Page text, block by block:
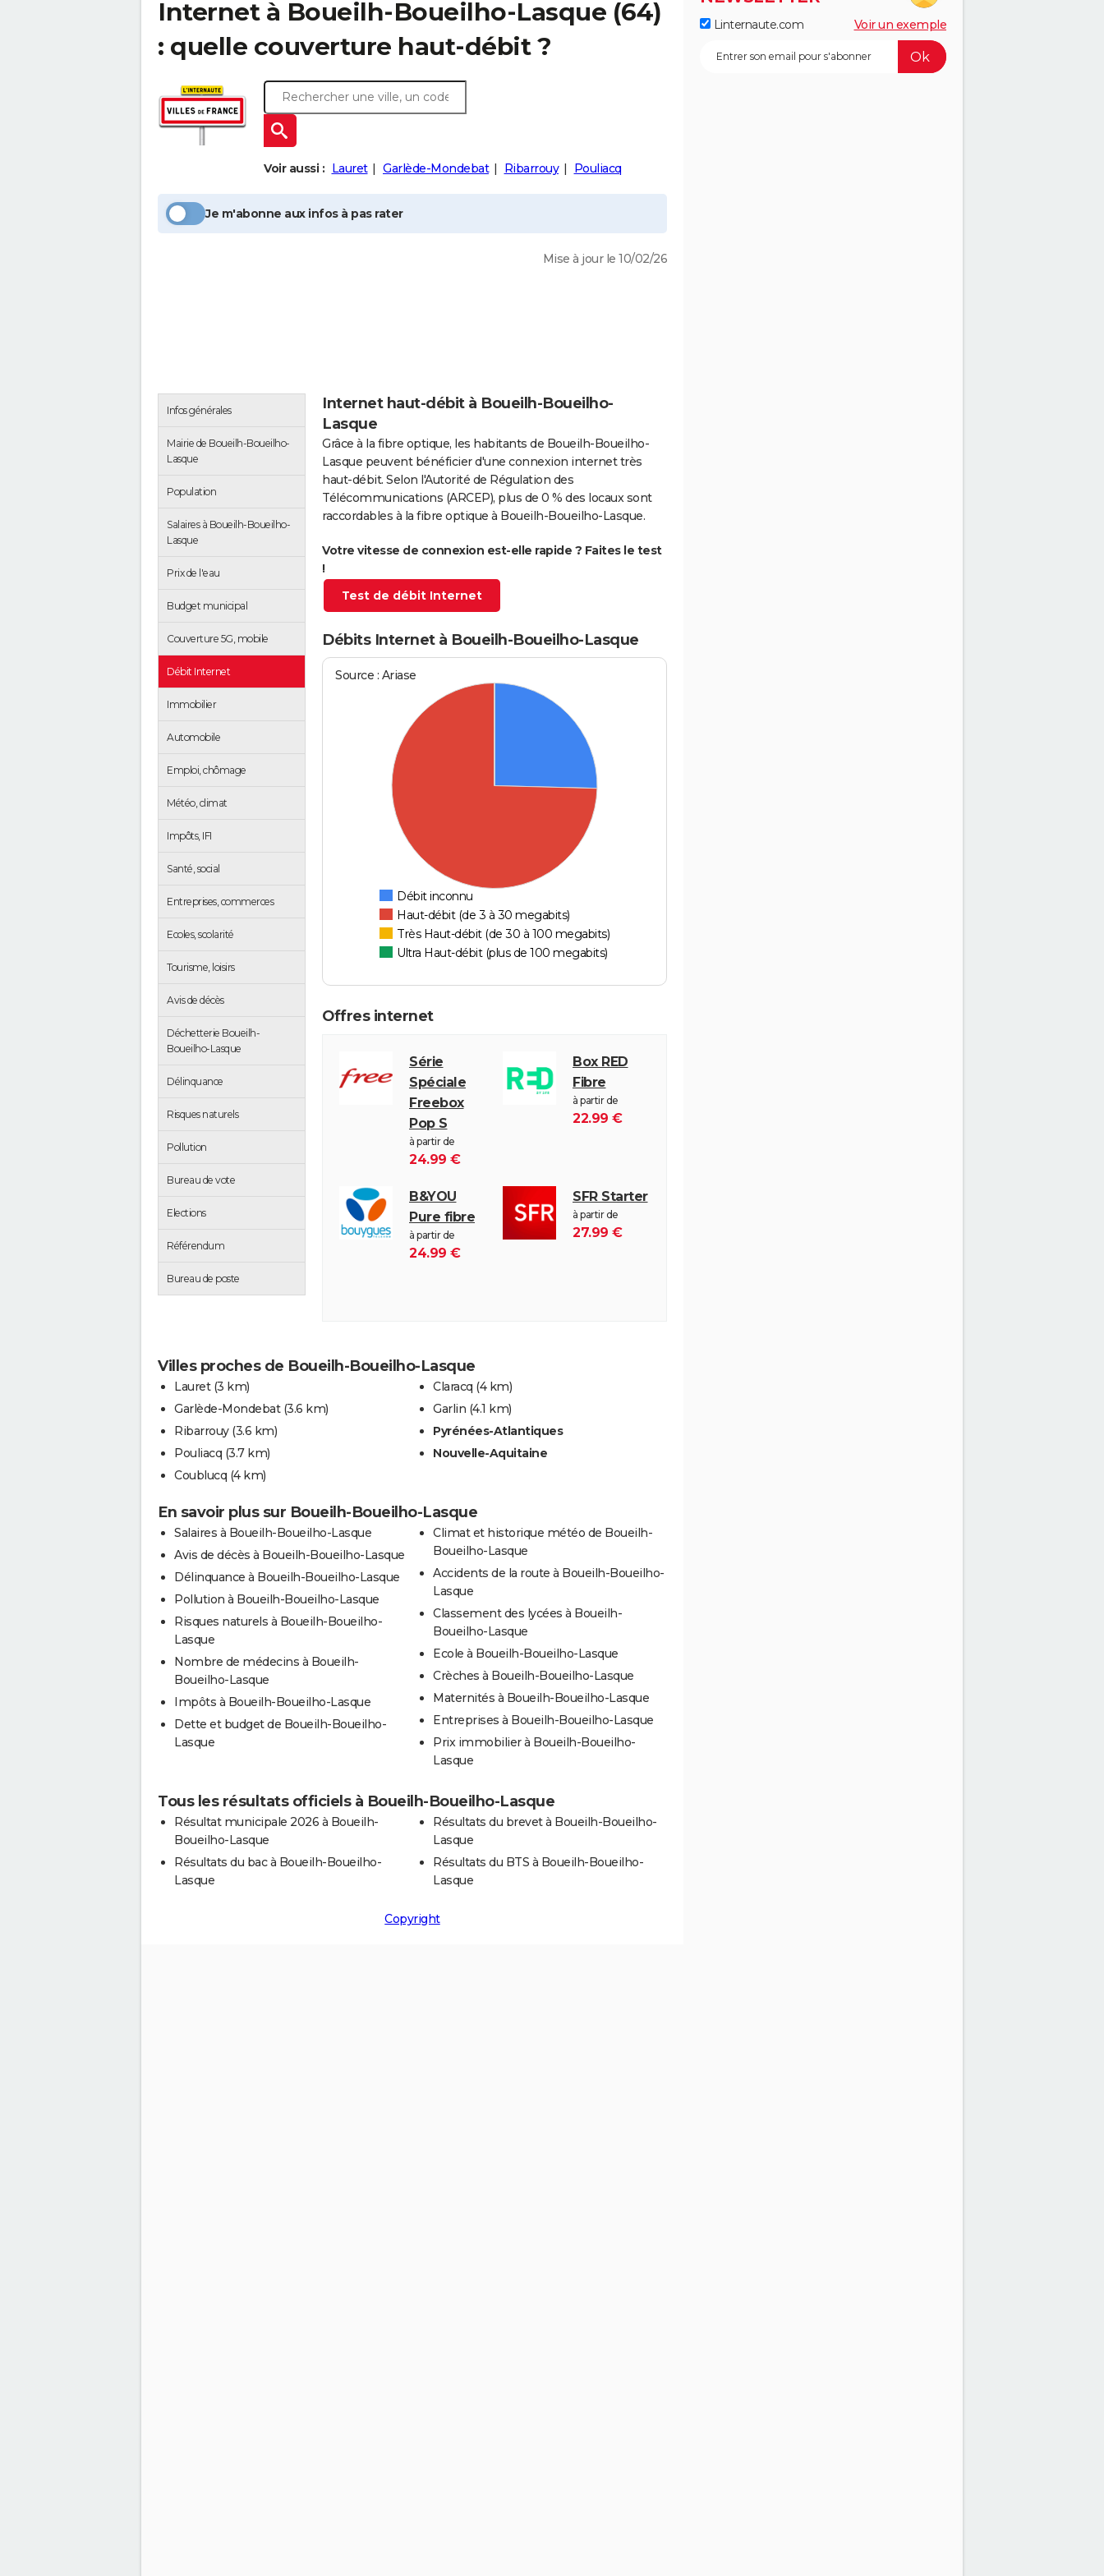
Internet à Boueilh-Boueilho-Lasque (64)
: quelle couverture haut-débit ?
Voir aussi : Lauret Garlède-Mondebat Ribarrouy Pouliacq
Je m'abonne aux infos à pas rater
Mise à jour le 10/02/26
Infos générales
Mairie de Boueilh-Boueilho-
Lasque
Population
Salaires à Boueilh-Boueilho-
Lasque
Prix de l'eau
Budget municipal
Couverture 5G, mobile
Débit Internet
Immobilier
Automobile
Emploi, chômage
Météo, climat
Impôts, IFI
Santé, social
Entreprises, commerces
Ecoles, scolarité
Tourisme, loisirs
Avis de décès
Déchetterie Boueilh-
Boueilho-Lasque
Délinquance
Risques naturels
Pollution
Bureau de vote
Elections
Référendum
Bureau de poste
Internet haut-débit à Boueilh-Boueilho-
Lasque
Grâce à la fibre optique, les habitants de Boueilh-Boueilho-
Lasque peuvent bénéficier d'une connexion internet très
haut-débit. Selon l'Autorité de Régulation des
Télécommunications (ARCEP), plus de 0 % des locaux sont
raccordables à la fibre optique à Boueilh-Boueilho-Lasque.
Votre vitesse de connexion est-elle rapide ? Faites le test
!
Test de débit Internet
Débits Internet à Boueilh-Boueilho-Lasque
Source : Ariase
Débit inconnu
Haut-débit (de 3 à 30 megabits)
Très Haut-débit (de 30 à 100 megabits)
Ultra Haut-débit (plus de 100 megabits)
Offres internet
Série
Spéciale
Freebox
Pop S
à partir de
24.99 €
Box RED
Fibre
à partir de
22.99 €
B&YOU
Pure fibre
à partir de
24.99 €
SFR Starter
à partir de
27.99 €
Villes proches de Boueilh-Boueilho-Lasque
Lauret (3 km)
Garlède-Mondebat (3.6 km)
Ribarrouy (3.6 km)
Pouliacq (3.7 km)
Coublucq (4 km)
Claracq (4 km)
Garlin (4.1 km)
Pyrénées-Atlantiques
Nouvelle-Aquitaine
En savoir plus sur Boueilh-Boueilho-Lasque
Salaires à Boueilh-Boueilho-Lasque
Avis de décès à Boueilh-Boueilho-Lasque
Délinquance à Boueilh-Boueilho-Lasque
Pollution à Boueilh-Boueilho-Lasque
Risques naturels à Boueilh-Boueilho-
Lasque
Nombre de médecins à Boueilh-
Boueilho-Lasque
Impôts à Boueilh-Boueilho-Lasque
Dette et budget de Boueilh-Boueilho-
Lasque
Climat et historique météo de Boueilh-
Boueilho-Lasque
Accidents de la route à Boueilh-Boueilho-
Lasque
Classement des lycées à Boueilh-
Boueilho-Lasque
Ecole à Boueilh-Boueilho-Lasque
Crèches à Boueilh-Boueilho-Lasque
Maternités à Boueilh-Boueilho-Lasque
Entreprises à Boueilh-Boueilho-Lasque
Prix immobilier à Boueilh-Boueilho-
Lasque
Tous les résultats officiels à Boueilh-Boueilho-Lasque
Résultat municipale 2026 à Boueilh-
Boueilho-Lasque
Résultats du bac à Boueilh-Boueilho-
Lasque
Résultats du brevet à Boueilh-Boueilho-
Lasque
Résultats du BTS à Boueilh-Boueilho-
Lasque
Copyright
Linternaute.com Voir un exemple